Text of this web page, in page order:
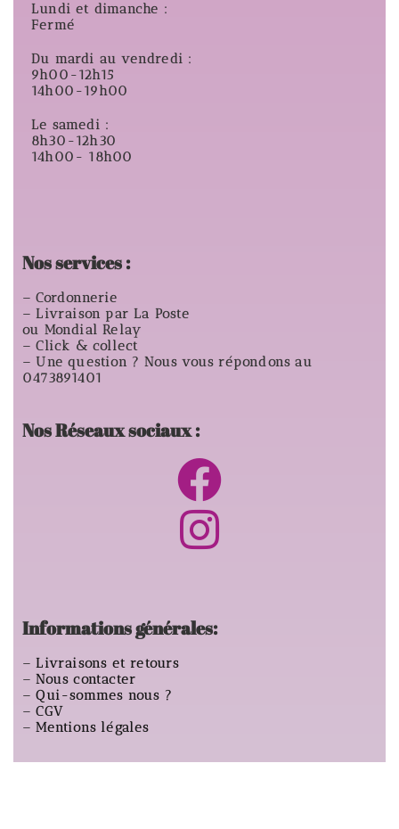
Lundi et dimanche :
Fermé
Du mardi au vendredi :
9h00-12h15
14h00-19h00
Le samedi :
8h30-12h30
14h00- 18h00
Nos services :
– Cordonnerie
– Livraison par La Poste
ou Mondial Relay
– Click & collect
– Une question ? Nous vous répondons au
0473891401
Nos Réseaux sociaux :
Informations générales:
–Livraisons et retours
–Nous contacter
–Qui-sommes nous ?
–CGV
–Mentions légales